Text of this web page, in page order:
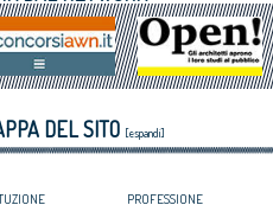
CNAPPC 2018. Domenica 1
2018
DEL SITO [espandi]
PROFESSIONE